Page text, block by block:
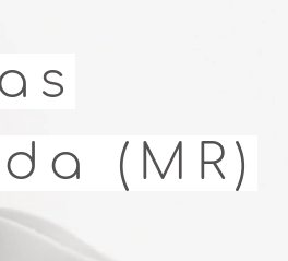
(MR)